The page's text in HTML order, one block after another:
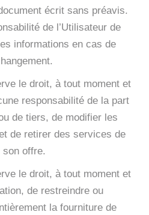
écrit sans préavis.
de l’Utilisateur de
informations en cas de
le droit, à tout moment et
responsabilité de la part
de tiers, de modifier les
de retirer des services de
son offre.
le droit, à tout moment et
de restreindre ou
la fourniture de